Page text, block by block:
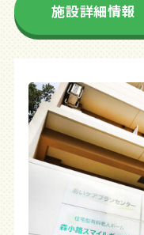
施設詳細情報